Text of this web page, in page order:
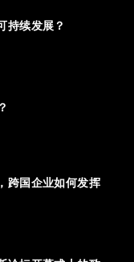
持续发展？
跨国企业如何发挥